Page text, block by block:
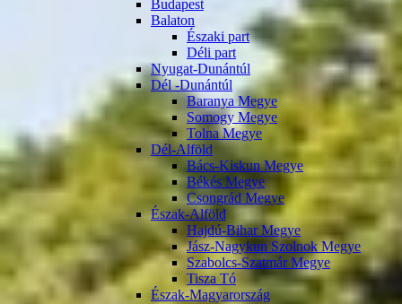
Budapest
Balaton
Északi part
Déli part
Nyugat-Dunántúl
Dél -Dunántúl
Baranya Megye
Somogy Megye
Tolna Megye
Dél-Alföld
Bács-Kiskun Megye
Békés Megye
Csongrád Megye
Észak-Alföld
Hajdú-Bihar Megye
Jász-Nagykun Szolnok Megye
Szabolcs-Szatmár Megye
Tisza Tó
Észak-Magyarország